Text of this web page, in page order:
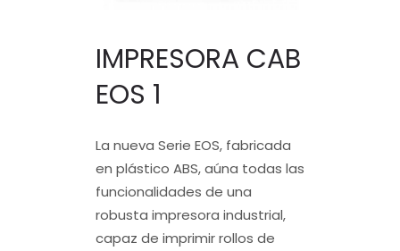
IMPRESORA CAB
EOS 1
La nueva Serie EOS, fabricada
en plástico ABS, aúna todas las
funcionalidades de una
robusta impresora industrial,
capaz de imprimir rollos de